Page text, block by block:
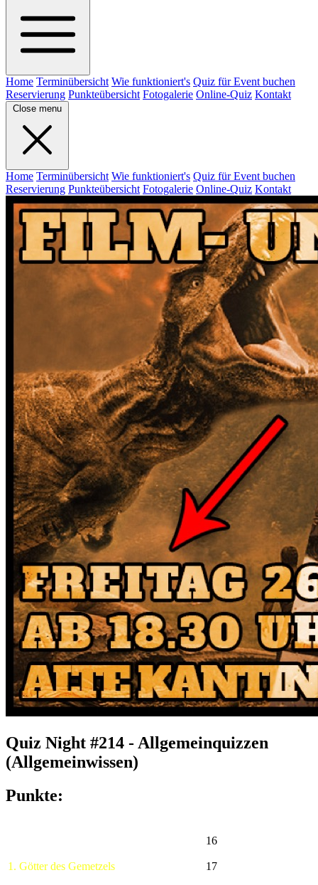
Home Terminübersicht Wie funktioniert's Quiz für Event buchen
Reservierung Punkteübersicht Fotogalerie Online-Quiz Kontakt
Close menu
Home Terminübersicht Wie funktioniert's Quiz für Event buchen
Reservierung Punkteübersicht Fotogalerie Online-Quiz Kontakt
Quiz Night #214 - Allgemeinquizzen
(Allgemeinwissen)
Punkte:
1. Götter des Gemetzels
16
17